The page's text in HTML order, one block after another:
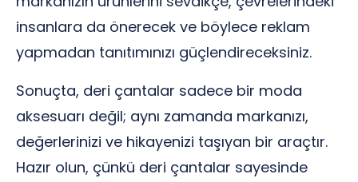
insanlara da önerecek ve böylece reklam
yapmadan tanıtımınızı güçlendireceksiniz.
Sonuçta, deri çantalar sadece bir moda
aksesuarı değil; aynı zamanda markanızı,
değerlerinizi ve hikayenizi taşıyan bir araçtır.
Hazır olun, çünkü deri çantalar sayesinde